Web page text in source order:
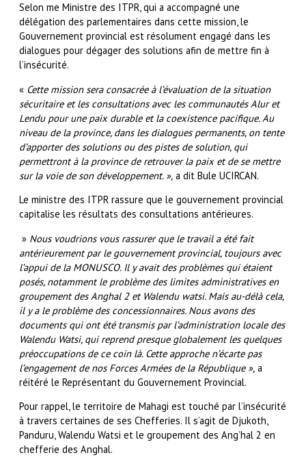
Selon me Ministre des ITPR, qui a accompagné une
délégation des parlementaires dans cette mission, le
Gouvernement provincial est résolument engagé dans les
dialogues pour dégager des solutions afin de mettre fin à
l’insécurité.
« Cette mission sera consacrée à l’évaluation de la situation
sécuritaire et les consultations avec les communautés Alur et
Lendu pour une paix durable et la coexistence pacifique. Au
niveau de la province, dans les dialogues permanents, on tente
d’apporter des solutions ou des pistes de solution, qui
permettront à la province de retrouver la paix et de se mettre
sur la voie de son développement. », a dit Bule UCIRCAN.
Le ministre des ITPR rassure que le gouvernement provincial
capitalise les résultats des consultations antérieures.
» Nous voudrions vous rassurer que le travail a été fait
antérieurement par le gouvernement provincial, toujours avec
l’appui de la MONUSCO. Il y avait des problèmes qui étaient
posés, notamment le problème des limites administratives en
groupement des Anghal 2 et Walendu watsi. Mais au-délà cela,
il y a le problème des concessionnaires. Nous avons des
documents qui ont été transmis par l’administration locale des
Walendu Watsi, qui reprend presque globalement les quelques
préoccupations de ce coin là. Cette approche n’écarte pas
l’engagement de nos Forces Armées de la République », a
réitéré le Représentant du Gouvernement Provincial.
Pour rappel, le territoire de Mahagi est touché par l’insécurité
à travers certaines de ses Chefferies. Il s’agit de Djukoth,
Panduru, Walendu Watsi et le groupement des Ang’hal 2 en
chefferie des Anghal.